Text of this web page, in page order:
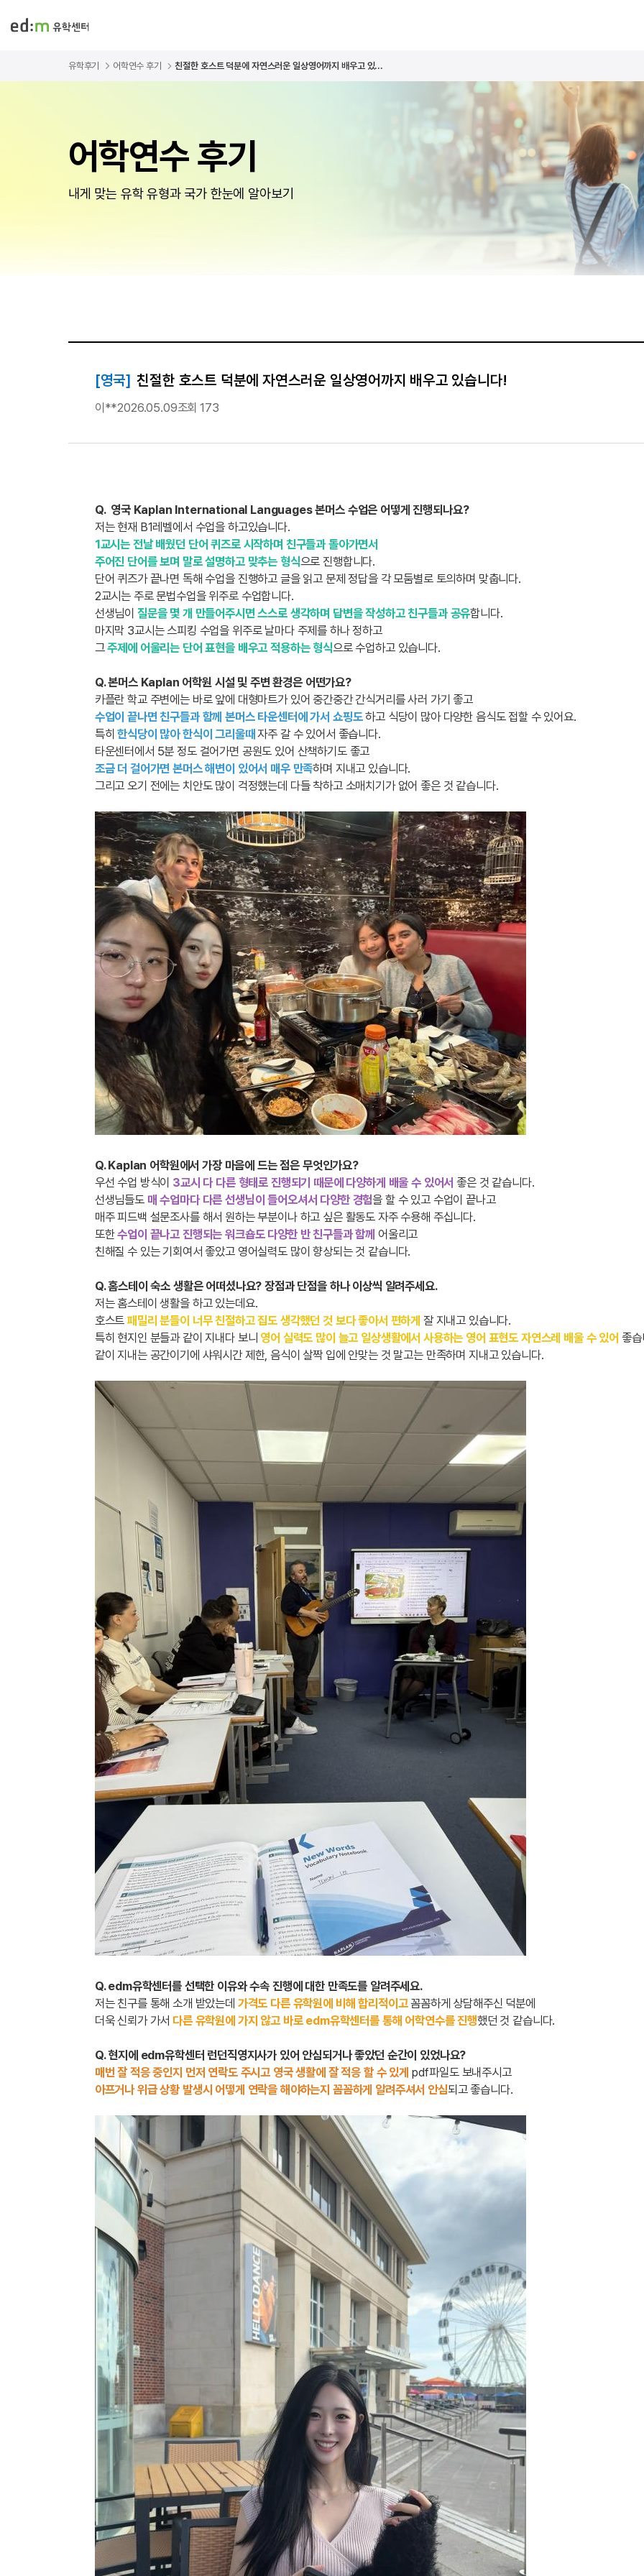
유학후기 어학연수 후기 친절한 호스트 덕분에 자연스러운 일상영어까지 배우고 있...
어학연수 후기
내게 맞는 유학 유형과 국가 한눈에 알아보기
[영국] 친절한 호스트 덕분에 자연스러운 일상영어까지 배우고 있습니다!
이**2026.05.09조회 173
Q. 영국 Kaplan International Languages 본머스 수업은 어떻게 진행되나요?
저는 현재 B1레벨에서 수업을 하고있습니다.
1교시는 전날 배웠던 단어 퀴즈로 시작하며 친구들과 돌아가면서
주어진 단어를 보며 말로 설명하고 맞추는 형식으로 진행합니다.
단어 퀴즈가 끝나면 독해 수업을 진행하고 글을 읽고 문제 정답을 각 모둠별로 토의하며 맞춥니다.
2교시는 주로 문법수업을 위주로 수업합니다.
선생님이 질문을 몇 개 만들어주시면 스스로 생각하며 답변을 작성하고 친구들과 공유합니다.
마지막 3교시는 스피킹 수업을 위주로 날마다 주제를 하나 정하고
그주제에 어울리는 단어 표현을 배우고 적용하는 형식으로 수업하고 있습니다.
Q. 본머스 Kaplan 어학원 시설 및 주변 환경은 어떤가요?
카플란 학교 주변에는 바로 앞에 대형마트가 있어 중간중간 간식거리를 사러 가기 좋고
수업이 끝나면 친구들과 함께 본머스 타운센터에 가서 쇼핑도하고 식당이 많아 다양한 음식도 접할 수 있어요.
특히 한식당이 많아 한식이 그리울때자주 갈 수 있어서 좋습니다.
타운센터에서 5분 정도 걸어가면 공원도 있어 산책하기도 좋고
조금 더 걸어가면 본머스 해변이 있어서 매우 만족하며 지내고 있습니다.
그리고 오기 전에는 치안도 많이 걱정했는데 다들 착하고 소매치기가 없어 좋은 것 같습니다.
Q. Kaplan 어학원에서 가장 마음에 드는 점은 무엇인가요?
우선 수업 방식이 3교시 다 다른 형태로 진행되기 때문에 다양하게 배울 수 있어서 좋은 것 같습니다.
선생님들도 매 수업마다 다른 선생님이 들어오셔서 다양한 경험을 할 수 있고 수업이 끝나고
매주 피드백 설문조사를 해서 원하는 부분이나 하고 싶은 활동도 자주 수용해 주십니다.
또한수업이 끝나고 진행되는 워크숍도 다양한 반 친구들과 함께 어울리고
친해질 수 있는 기회여서 좋았고 영어실력도 많이 향상되는 것 같습니다.
Q. 홈스테이 숙소 생활은 어떠셨나요? 장점과 단점을 하나 이상씩 알려주세요.
저는 홈스테이 생활을 하고 있는데요.
호스트패밀리 분들이 너무 친절하고 집도 생각했던 것 보다 좋아서 편하게 잘 지내고 있습니다.
특히 현지인 분들과 같이 지내다 보니 영어 실력도 많이 늘고 일상생활에서 사용하는 영어 표현도 자연스레 배울 수 있어 좋
같이 지내는 공간이기에 샤워시간 제한, 음식이 살짝 입에 안맞는 것 말고는 만족하며 지내고 있습니다.
Q. edm유학센터를 선택한 이유와 수속 진행에 대한 만족도를 알려주세요.
저는 친구를 통해 소개 받았는데 가격도 다른 유학원에 비해 합리적이고꼼꼼하게 상담해주신 덕분에
더욱 신뢰가 가서 다른 유학원에 가지 않고 바로 edm유학센터를 통해 어학연수를 진행했던 것 같습니다.
Q. 현지에 edm유학센터 런던직영지사가 있어 안심되거나 좋았던 순간이 있었나요?
매번 잘 적응 중인지 먼저 연락도 주시고 영국 생활에 잘 적응 할 수 있게 pdf파일도 보내주시고
아프거나 위급 상황 발생시 어떻게 연락을 해야하는지 꼼꼼하게 알려주셔서 안심되고 좋습니다.